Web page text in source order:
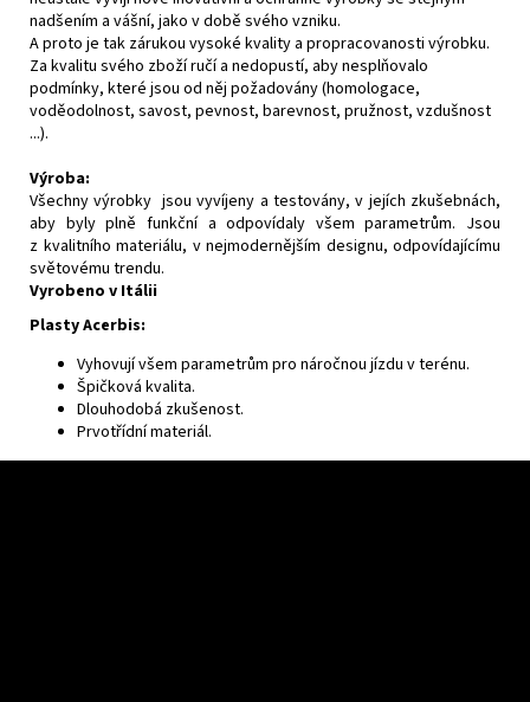
nadšením a vášní, jako v době svého vzniku.
A proto je tak zárukou vysoké kvality a propracovanosti výrobku.
Za kvalitu svého zboží ručí a nedopustí, aby nesplňovalo
podmínky, které jsou od něj požadovány (homologace,
voděodolnost, savost, pevnost, barevnost, pružnost, vzdušnost
...).
Výroba:
Všechny výrobky jsou vyvíjeny a testovány, v jejích zkušebnách,
aby byly plně funkční a odpovídaly všem parametrům. Jsou
z kvalitního materiálu, v nejmodernějším designu, odpovídajícímu
světovému trendu.
Vyrobeno v Itálii
Plasty Acerbis:
Vyhovují všem parametrům pro náročnou jízdu v terénu.
Špičková kvalita.
Dlouhodobá zkušenost.
Prvotřídní materiál.